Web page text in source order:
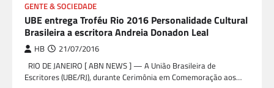
GENTE & SOCIEDADE
UBE entrega Troféu Rio 2016 Personalidade Cultural
Brasileira a escritora Andreia Donadon Leal
HB 21/07/2016
RIO DE JANEIRO [ ABN NEWS ] — A União Brasileira de
Escritores (UBE/RJ), durante Cerimônia em Comemoração aos…